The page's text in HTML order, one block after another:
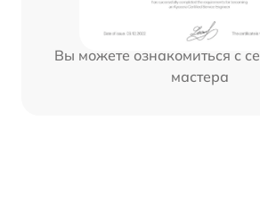
Вы можете ознакомиться с
мастера